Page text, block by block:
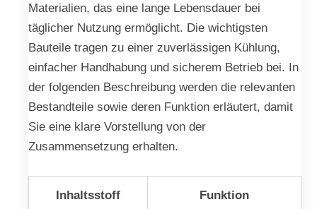
Materialien, das eine lange Lebensdauer bei
täglicher Nutzung ermöglicht. Die wichtigsten
Bauteile tragen zu einer zuverlässigen Kühlung,
einfacher Handhabung und sicherem Betrieb bei. In
der folgenden Beschreibung werden die relevanten
Bestandteile sowie deren Funktion erläutert, damit
Sie eine klare Vorstellung von der
Zusammensetzung erhalten.
Inhaltsstoff Funktion